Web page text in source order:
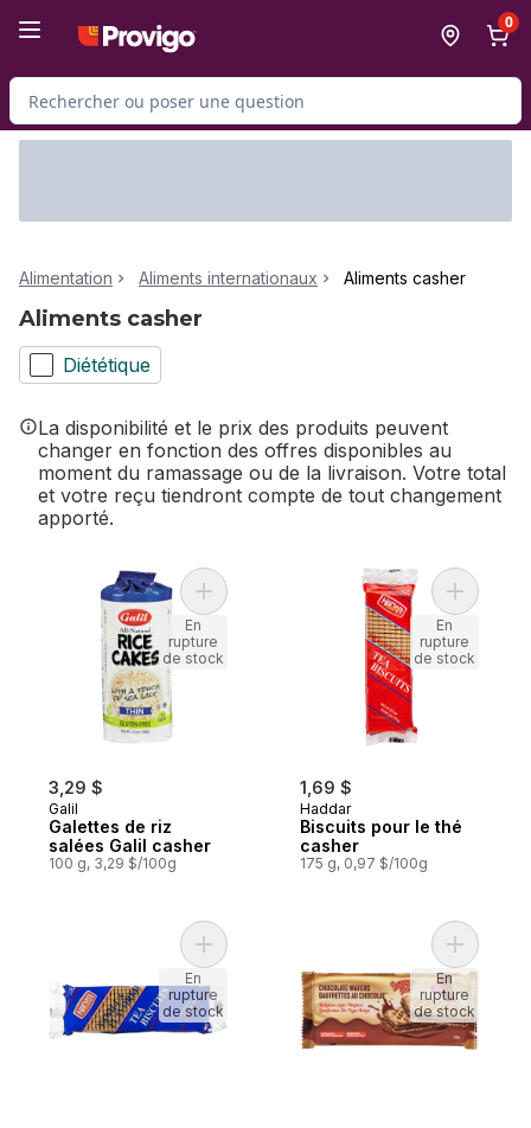
0
Rechercher des produits
Alimentation Aliments internationaux Aliments casher
Aliments casher
Diététique
La disponibilité et le prix des produits peuvent
changer en fonction des offres disponibles au
moment du ramassage ou de la livraison. Votre total
et votre reçu tiendront compte de tout changement
apporté.
3,29 $
Galil
Galettes de riz
salées Galil casher
100 g, 3,29 $/100g
Ajouter Galettes de riz salées Galil
En
rupture
de stock
1,69 $
Haddar
Biscuits pour le thé
casher
175 g, 0,97 $/100g
Ajouter
En
rupture
de stock
Ajouter Biscuits à thé, vanille casher au
En
rupture
de stock
Ajouter
En
rupture
de stock